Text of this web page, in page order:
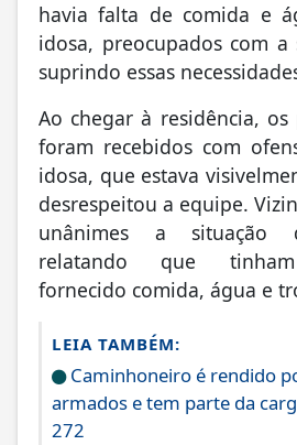
havia falta de comida e
idosa, preocupados com a
suprindo essas
Ao chegar à residência,
foram recebidos com
idosa, que estava
desrespeitou a equipe.
unânimes a situação
relatando que tinham
fornecido comida, água e
LEIA TAMBÉM:
Caminhoneiro é rendido
armados e tem parte da
272